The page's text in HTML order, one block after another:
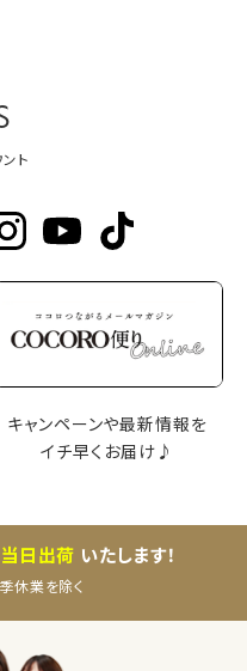
ト
キャンペーンや最新情報を
イチ早くお届け♪
当日出荷 いたします！
休業を除く